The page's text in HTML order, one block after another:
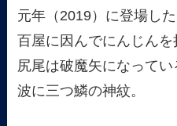
元年（2019）に登場し
百屋に因んでにんじんを
尻尾は破魔矢になって
波に三つ鱗の神紋。